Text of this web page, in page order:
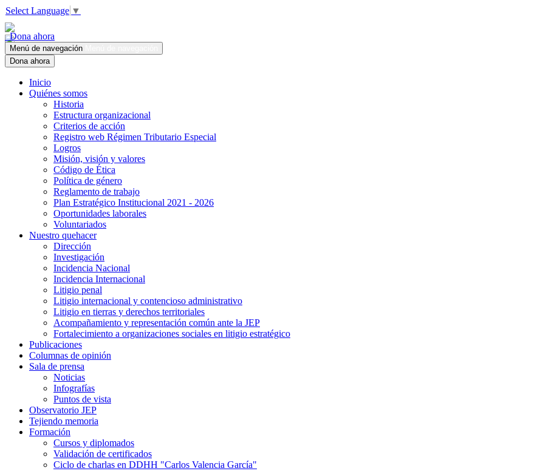
Select Language ▼
Dona ahora
Menú de navegación
Dona ahora
Inicio
Quiénes somos
Historia
Estructura organizacional
Criterios de acción
Registro web Régimen Tributario Especial
Logros
Misión, visión y valores
Código de Ética
Política de género
Reglamento de trabajo
Plan Estratégico Institucional 2021 - 2026
Oportunidades laborales
Voluntariados
Nuestro quehacer
Dirección
Investigación
Incidencia Nacional
Incidencia Internacional
Litigio penal
Litigio internacional y contencioso administrativo
Litigio en tierras y derechos territoriales
Acompañamiento y representación común ante la JEP
Fortalecimiento a organizaciones sociales en litigio estratégico
Publicaciones
Columnas de opinión
Sala de prensa
Noticias
Infografías
Puntos de vista
Observatorio JEP
Tejiendo memoria
Formación
Cursos y diplomados
Validación de certificados
Ciclo de charlas en DDHH "Carlos Valencia García"